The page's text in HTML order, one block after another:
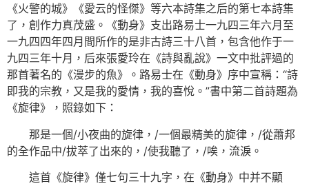
《火警的城》《愛云的怪傑》等六本詩集之后的第七本詩集
了，創作力真茂盛。《動身》支出路易士一九四三年六月至
一九四四年四月間所作的是非古詩三十八首，包含他作于一
九四三年十月，后來張愛玲在《詩與亂說》一文中批評過的
那首著名的《漫步的魚》。路易士在《動身》序中宣稱：“詩
即我的宗教，又是我的愛情，我的喜悅。”書中第二首詩題為
《旋律》，照錄如下：
那是一個/小夜曲的旋律，/一個最精美的旋律，/從蕭邦
的全作品中/拔萃了出來的，/使我聽了，/唉，流淚。
這首《旋律》僅七句三十九字，在《動身》中并不顯